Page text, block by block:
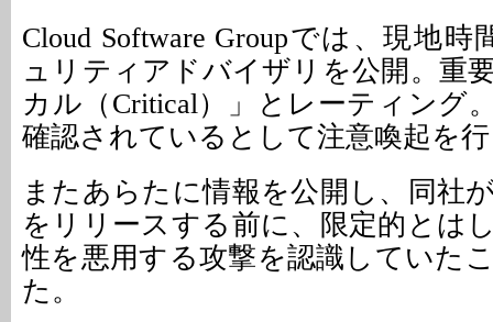
Cloud Software Groupでは、現地
ュリティアドバイザリを公開。重
カル（Critical）」とレーティング
確認されているとして注意喚起を
またあらたに情報を公開し、同社
をリリースする前に、限定的とは
性を悪用する攻撃を認識していた
た。